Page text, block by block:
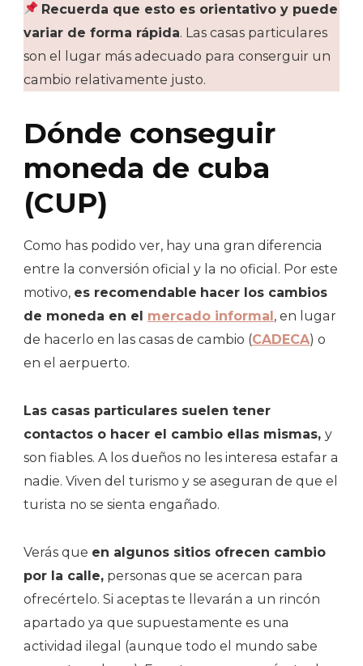
Recuerda que esto es orientativo y puede
variar de forma rápida. Las casas particulares
son el lugar más adecuado para conserguir un
cambio relativamente justo.
Dónde conseguir
moneda de cuba
(CUP)
Como has podido ver, hay una gran diferencia
entre la conversión oficial y la no oficial. Por este
motivo, es recomendable hacer los cambios
de moneda en el mercado informal, en lugar
de hacerlo en las casas de cambio (CADECA) o
en el aerpuerto.
Las casas particulares suelen tener
contactos o hacer el cambio ellas mismas, y
son fiables. A los dueños no les interesa estafar a
nadie. Viven del turismo y se aseguran de que el
turista no se sienta engañado.
Verás que en algunos sitios ofrecen cambio
por la calle, personas que se acercan para
ofrecértelo. Si aceptas te llevarán a un rincón
apartado ya que supuestamente es una
actividad ilegal (aunque todo el mundo sabe